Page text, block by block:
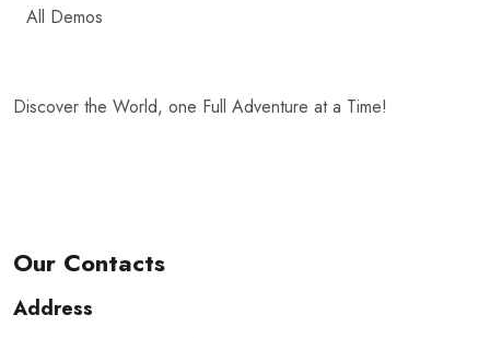
All Demos
Discover the World, one Full Adventure at a Time!
Our Contacts
Address